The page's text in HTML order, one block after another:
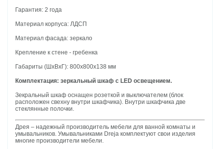
Гарантия: 2 года
Материал корпуса: ЛДСП
Материал фасада: зеркало
Крепление к стене - гребенка
Габариты (ШхВхГ): 800х800х138 мм
Комплектация: зеркальный шкаф с LED освещением.
Зекральный шкаф оснащен розеткой и выключателем (блок
расположен свехну внутри шкафчика). Внутри шкафчика две
стеклянные полочки.
Дрея – надежный производитель мебели для ванной комнаты и
умывальников. Умывальниками Dreja комплектуют свои изделия
многие производители мебели.